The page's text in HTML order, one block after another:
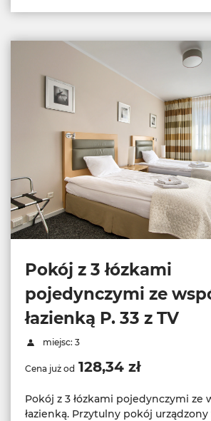
Pokój z 3 łózkami
pojedynczymi ze
łazienką P. 33 z TV
miejsc: 3
Cena już od 128,34 zł
Pokój z 3 łózkami pojedynczymi ze
łazienką. Przytulny pokój